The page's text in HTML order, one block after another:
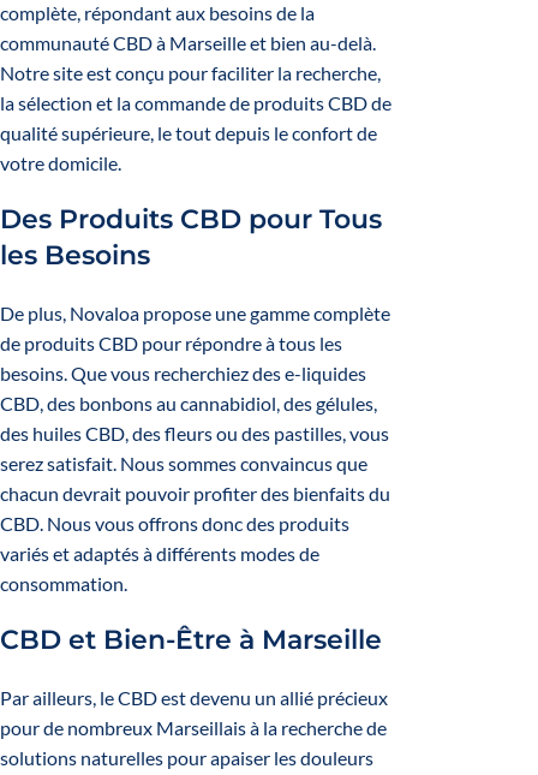
complète, répondant aux besoins de la
communauté CBD à Marseille et bien au-delà.
Notre site est conçu pour faciliter la recherche,
la sélection et la commande de produits CBD de
qualité supérieure, le tout depuis le confort de
votre domicile.
Des Produits CBD pour Tous
les Besoins
De plus, Novaloa propose une gamme complète
de produits CBD pour répondre à tous les
besoins. Que vous recherchiez des e-liquides
CBD, des bonbons au cannabidiol, des gélules,
des huiles CBD, des fleurs ou des pastilles, vous
serez satisfait. Nous sommes convaincus que
chacun devrait pouvoir profiter des bienfaits du
CBD. Nous vous offrons donc des produits
variés et adaptés à différents modes de
consommation.
CBD et Bien-Être à Marseille
Par ailleurs, le CBD est devenu un allié précieux
pour de nombreux Marseillais à la recherche de
solutions naturelles pour apaiser les douleurs